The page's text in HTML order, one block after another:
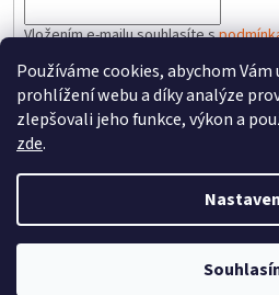
Používáme cookies, abychom
prohlížení webu a díky analýze
zlepšovali jeho funkce, výkon a
zde.
Vložením e-mailu souhlasíte s
PŘIHLÁSIT SE
Copyright 2026FAREL.CZ.
nastavení